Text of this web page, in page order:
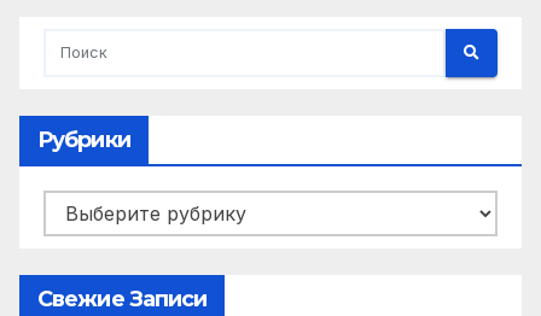
Рубрики
Рубрики
Свежие Записи